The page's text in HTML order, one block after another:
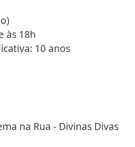
às 18h
10 anos
na Rua - Divinas Divas